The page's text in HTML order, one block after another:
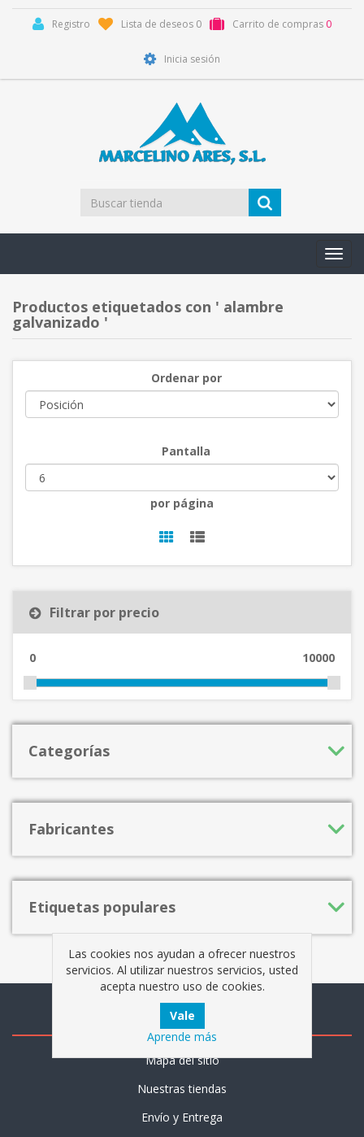
Registro Lista de deseos 0 Carrito de compras 0
Inicia sesión
Productos etiquetados con ' alambre
galvanizado '
Ordenar por
Pantalla
por página
Filtrar por precio
0 10000
Categorías
Fabricantes
Etiquetas populares
Información
Mapa del sitio
Nuestras tiendas
Envío y Entrega
Las cookies nos ayudan a ofrecer nuestros
servicios. Al utilizar nuestros servicios, usted
acepta nuestro uso de cookies.
Aprende más